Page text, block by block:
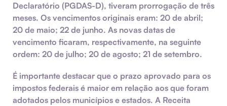
Declaratório (PGDAS-D), tiveram prorrogação de três
meses. Os vencimentos originais eram: 20 de abril;
20 de maio; 22 de junho. As novas datas de
vencimento ficaram, respectivamente, na seguinte
ordem: 20 de julho; 20 de agosto; 21 de setembro.
É importante destacar que o prazo aprovado para os
impostos federais é maior em relação aos que foram
adotados pelos municípios e estados. A Receita